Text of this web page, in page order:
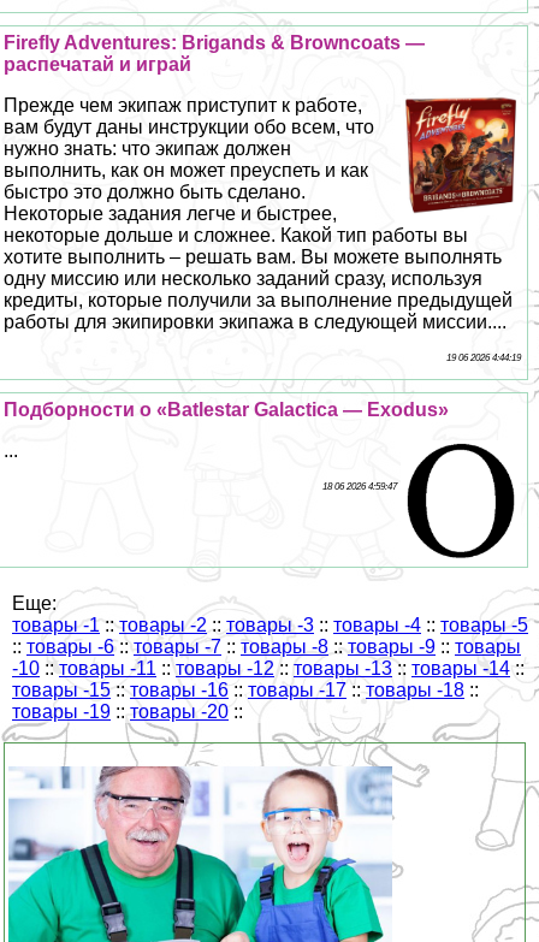
Firefly Adventures: Brigands & Browncoats —
распечатай и играй
Прежде чем экипаж приступит к работе,
вам будут даны инструкции обо всем, что
нужно знать: что экипаж должен
выполнить, как он может преуспеть и как
быстро это должно быть сделано.
Некоторые задания легче и быстрее,
некоторые дольше и сложнее. Какой тип работы вы
хотите выполнить – решать вам. Вы можете выполнять
одну миссию или несколько заданий сразу, используя
кредиты, которые получили за выполнение предыдущей
работы для экипировки экипажа в следующей миссии....
19 06 2026 4:44:19
Подборности о «Batlestar Galactica — Exodus»
...
18 06 2026 4:59:47
Еще:
товары -1 ::товары -2 :: товары -3 :: товары -4 :: товары -5
:: товары -6 ::товары -7 :: товары -8 ::товары -9 :: товары
-10 :: товары -11 :: товары -12 :: товары -13 :: товары -14 ::
товары -15 :: товары -16 :: товары -17 :: товары -18 ::
товары -19 :: товары -20 ::